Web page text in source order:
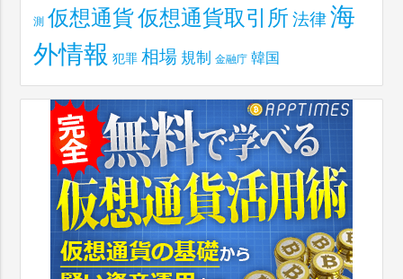
測 仮想通貨仮想通貨取引所 法律 海
外情報 犯罪 相場 規制 金融庁 韓国